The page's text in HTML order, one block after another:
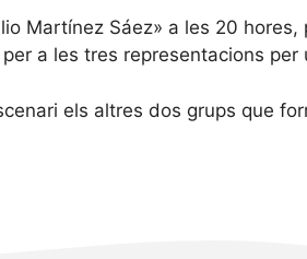
Martínez Sáez» a les 20
a les tres representacions per
els altres dos grups que